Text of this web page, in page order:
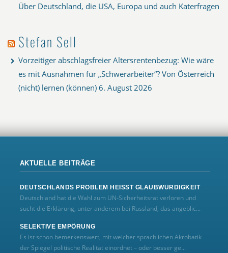
Über Deutschland, die USA, Europa und auch Katerfragen
Stefan Sell
Vorzeitiger abschlagsfreier Altersrentenbezug: Wie wäre
es mit Ausnahmen für „Schwerarbeiter“? Von Österreich
(nicht) lernen (können) 6. August 2026
AKTUELLE BEITRÄGE
DEUTSCHLANDS PROBLEM HEISST GLAUBWÜRDIGKEIT
Deutschland hat die Wahl zum UN‑Sicherheitsrat verloren und
sucht die Erklärung, unter anderem bei Russland, das angeblic...
SELEKTIVE EMPÖRUNG
Es ist schon bemerkenswert, mit welcher sprachlichen Akrobatik
der Spiegel politische Realität einordnet – oder besser ge...